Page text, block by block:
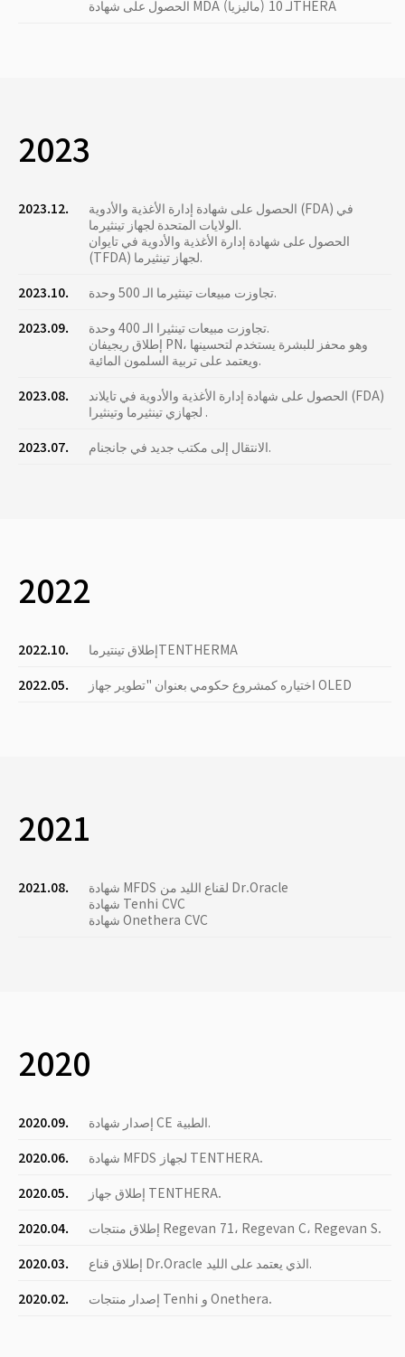
الحصول على شهادة MDA (ماليزيا) لـ 10THERA
2023
2023.12.
الحصول على شهادة إدارة الأغذية والأدوية (FDA) في
الولايات المتحدة لجهاز تينثيرما.
الحصول على شهادة إدارة الأغذية والأدوية في تايوان
(TFDA) لجهاز تينثيرما.
2023.10.
تجاوزت مبيعات تينثيرما الـ 500 وحدة.
2023.09.
تجاوزت مبيعات تينثيرا الـ 400 وحدة.
إطلاق ريجيفان PN، وهو محفز للبشرة يستخدم لتحسينها
ويعتمد على تربية السلمون المائية.
2023.08.
الحصول على شهادة إدارة الأغذية والأدوية في تايلاند (FDA)
لجهازي تينثيرما وتينثيرا .
2023.07.
الانتقال إلى مكتب جديد في جانجنام.
2022
2022.10.
إطلاق تينتيرماTENTHERMA
2022.05.
اختياره كمشروع حكومي بعنوان "تطوير جهاز OLED
2021
2021.08.
شهادة MFDS لقناع الليد من Dr.Oracle
شهادة Tenhi CVC
شهادة Onethera CVC
2020
2020.09.
إصدار شهادة CE الطبية.
2020.06.
شهادة MFDS لجهاز TENTHERA.
2020.05.
إطلاق جهاز TENTHERA.
2020.04.
إطلاق منتجات Regevan 71، Regevan C، Regevan S.
2020.03.
إطلاق قناع Dr.Oracle الذي يعتمد على الليد.
2020.02.
إصدار منتجات Tenhi و Onethera.